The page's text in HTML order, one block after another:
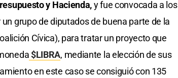
y Hacienda,y fue convocada a los
grupo de diputados de buena parte de la
Cívica), para tratar un proyecto que
$LIBRA, mediante la elección de sus
en este caso se consiguió con 135